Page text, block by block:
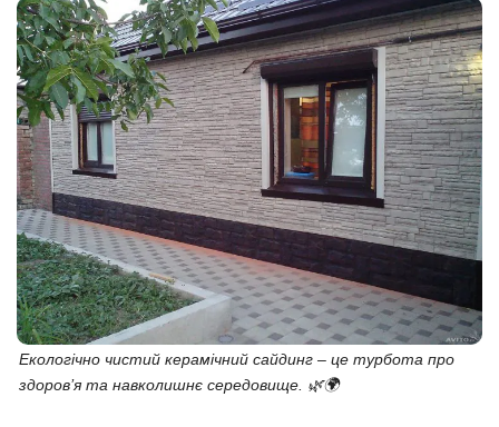
Екологічно чистий керамічний сайдинг – це турбота про
здоров’я та навколишнє середовище. 🌿🌍